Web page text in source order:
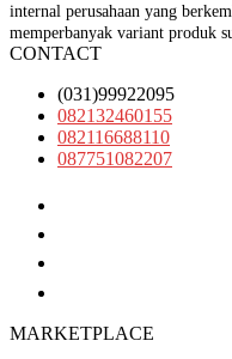
internal perusahaan yang
memperbanyak variant produk
CONTACT
(031)99922095
082132460155
082116688110
087751082207
MARKETPLACE